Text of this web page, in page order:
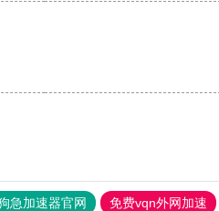
急加速器官网 免费vqn外网加速